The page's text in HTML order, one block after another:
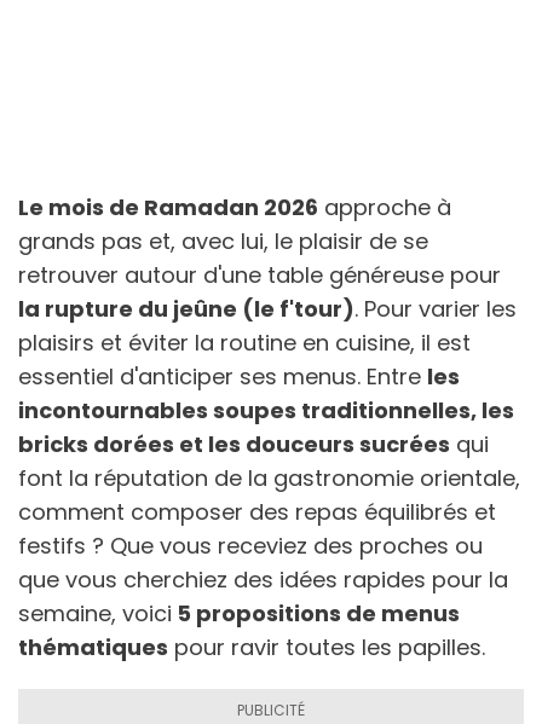
Le mois de Ramadan 2026 approche à
grands pas et, avec lui, le plaisir de se
retrouver autour d'une table généreuse pour
la rupture du jeûne (le f'tour). Pour varier les
plaisirs et éviter la routine en cuisine, il est
essentiel d'anticiper ses menus. Entre les
incontournables soupes traditionnelles, les
bricks dorées et les douceurs sucrées qui
font la réputation de la gastronomie orientale,
comment composer des repas équilibrés et
festifs ? Que vous receviez des proches ou
que vous cherchiez des idées rapides pour la
semaine, voici 5 propositions de menus
thématiques pour ravir toutes les papilles.